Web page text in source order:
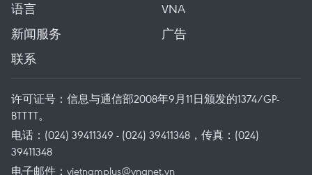
语言
VNA
新闻服务
广告
联系
许可证号：信息与通信部2008年9月11日颁发的1374/GP-
BTTTT。
电话：(024) 39411349 - (024) 39411348，传真：(024)
39411348
电子邮件： vietnamplus@vnanet.vn